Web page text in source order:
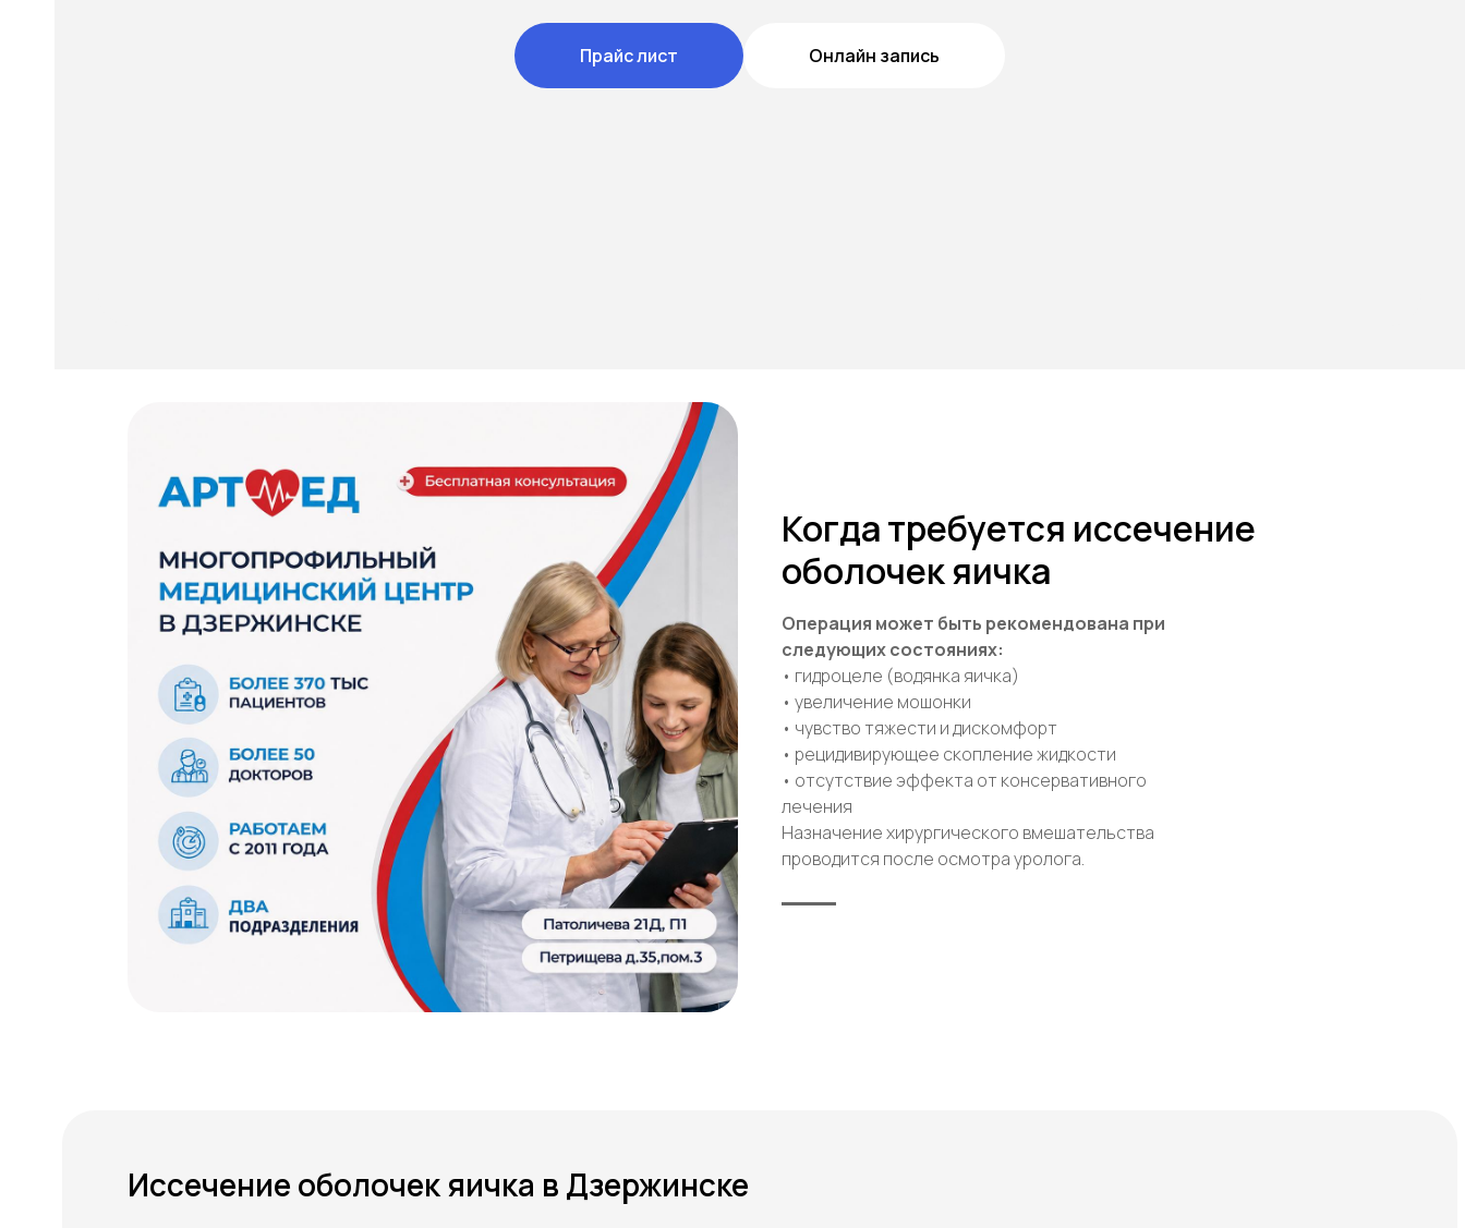
Прайс лист Онлайн запись
Когда требуется иссечение
оболочек яичка
Операция может быть рекомендована при
следующих состояниях:
• гидроцеле (водянка яичка)
• увеличение мошонки
• чувство тяжести и дискомфорт
• рецидивирующее скопление жидкости
• отсутствие эффекта от консервативного
лечения
Назначение хирургического вмешательства
проводится после осмотра уролога.
Иссечение оболочек яичка в Дзержинске